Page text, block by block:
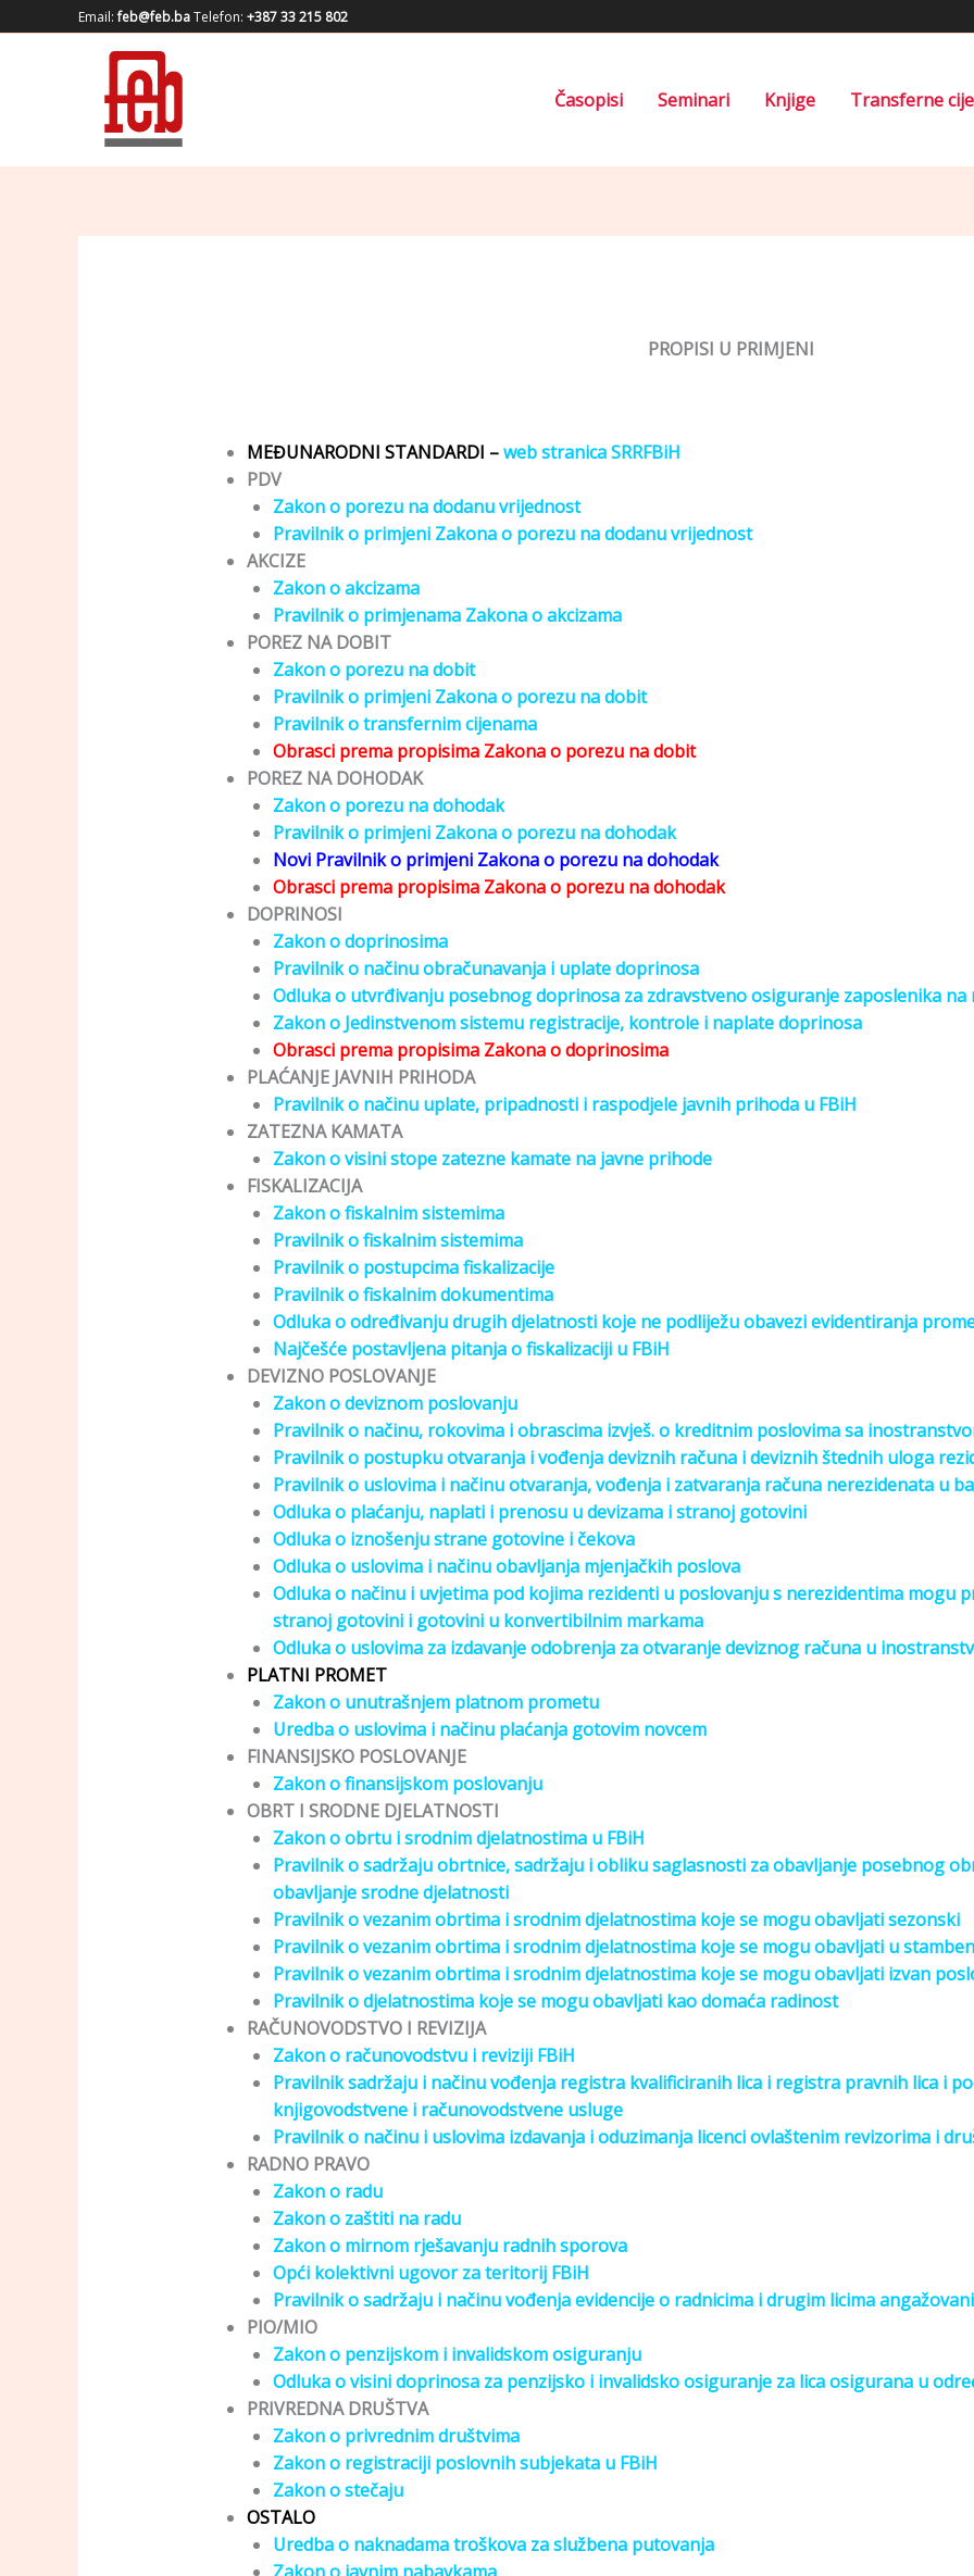
to
Email:feb@feb.baTelefon: +387 33 215 802
Časopisi Seminari Knjige Transferne
PROPISI U PRIMJENI
MEĐUNARODNI STANDARDI –web stranica SRRFBiH
PDV
Zakon o porezu na dodanu vrijednost
Pravilnik o primjeni Zakona o porezu na dodanu vrijednost
AKCIZE
Zakon o akcizama
Pravilnik o primjenama Zakona o akcizama
POREZ NA DOBIT
Zakon o porezu na dobit
Pravilnik o primjeni Zakona o porezu na dobit
Pravilnik o transfernim cijenama
Obrasci prema propisima Zakona o porezu na dobit
POREZ NA DOHODAK
Zakon o porezu na dohodak
Pravilnik o primjeni Zakona o porezu na dohodak
Novi Pravilnik o primjeni Zakona o porezu na dohodak
Obrasci prema propisima Zakona o porezu na dohodak
DOPRINOSI
Zakon o doprinosima
Pravilnik o načinu obračunavanja i uplate doprinosa
Odluka o utvrđivanju posebnog doprinosa za zdravstveno osiguranje zaposlenika
Zakon o Jedinstvenom sistemu registracije, kontrole i naplate doprinosa
Obrasci prema propisima Zakona o doprinosima
PLAĆANJE JAVNIH PRIHODA
Pravilnik o načinu uplate, pripadnosti i raspodjele javnih prihoda u FBiH
ZATEZNA KAMATA
Zakon o visini stope zatezne kamate na javne prihode
FISKALIZACIJA
Zakon o fiskalnim sistemima
Pravilnik o fiskalnim sistemima
Pravilnik o postupcima fiskalizacije
Pravilnik o fiskalnim dokumentima
Odluka o određivanju drugih djelatnosti koje ne podliježu obavezi evidentiranja
Najčešće postavljena pitanja o fiskalizaciji u FBiH
DEVIZNO POSLOVANJE
Zakon o deviznom poslovanju
Pravilnik o načinu, rokovima i obrascima izvješ. o kreditnim poslovima sa
Pravilnik o postupku otvaranja i vođenja deviznih računa i deviznih štednih uloga
Pravilnik o uslovima i načinu otvaranja, vođenja i zatvaranja računa nerezidenata u
Odluka o plaćanju, naplati i prenosu udevizama i stranoj gotovini
Odluka o iznošenju strane gotovine i čekova
Odluka o uslovima i načinu obavljanja mjenjačkih poslova
Odluka o načinu i uvjetima pod kojima rezidenti u poslovanju s nerezidentima mogu
stranoj gotovini i gotovini u konvertibilnim markama
Odluka o uslovima za izdavanje odobrenja za otvaranje deviznog računa u
PLATNI PROMET
Zakon o unutrašnjem platnom prometu
Uredba o uslovima i načinu plaćanja gotovim novcem
FINANSIJSKO POSLOVANJE
Zakon o finansijskom poslovanju
OBRT I SRODNE DJELATNOSTI
Zakon o obrtu i srodnim djelatnostima u FBiH
Pravilnik o sadržaju obrtnice, sadržaju i obliku saglasnosti za obavljanje posebnog
obavljanje srodne djelatnosti
Pravilnik o vezanim obrtima i srodnim djelatnostima koje se mogu obavljati sezonski
Pravilnik o vezanim obrtima i srodnim djelatnostima koje se mogu obavljati u
Pravilnik o vezanim obrtima i srodnim djelatnostima koje se mogu obavljati izvan
Pravilnik o djelatnostima koje se mogu obavljati kao domaća radinost
RAČUNOVODSTVO I REVIZIJA
Zakon o računovodstvu i reviziji FBiH
Pravilnik sadržaju i načinu vođenja registra kvalificiranih lica i registra pravnih lica i
knjigovodstvene i računovodstvene usluge
Pravilnik o načinu i uslovima izdavanja i oduzimanja licenci ovlaštenim revizorima i
RADNO PRAVO
Zakon o radu
Zakon o zaštiti na radu
Zakon o mirnom rješavanju radnih sporova
Opći kolektivni ugovor za teritorij FBiH
Pravilnik o sadržaju i načinu vođenja evidencije o radnicima i drugim licima
PIO/MIO
Zakon o penzijskom i invalidskom osiguranju
Odluka o visini doprinosa za penzijsko i invalidsko osiguranje za lica osigurana u
PRIVREDNA DRUŠTVA
Zakon o privrednim društvima
Zakon o registraciji poslovnih subjekata u FBiH
Zakon o stečaju
OSTALO
Uredba o naknadama troškova za službena putovanja